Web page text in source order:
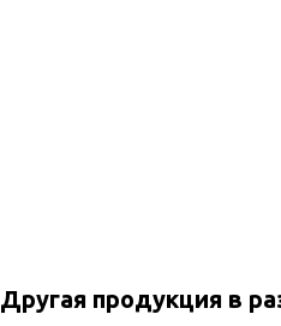
Другая продукция в